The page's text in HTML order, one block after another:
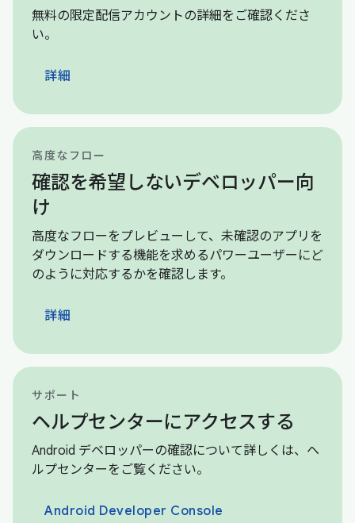
無料の限定配信アカウントの詳細をご確認くださ
い。
詳細
高度なフロー
確認を希望しないデベロッパー向
け
高度なフローをプレビューして、未確認のアプリを
ダウンロードする機能を求めるパワーユーザーにど
のように対応するかを確認します。
詳細
サポート
ヘルプセンターにアクセスする
Android デベロッパーの確認について詳しくは、ヘ
ルプセンターをご覧ください。
Android Developer Console